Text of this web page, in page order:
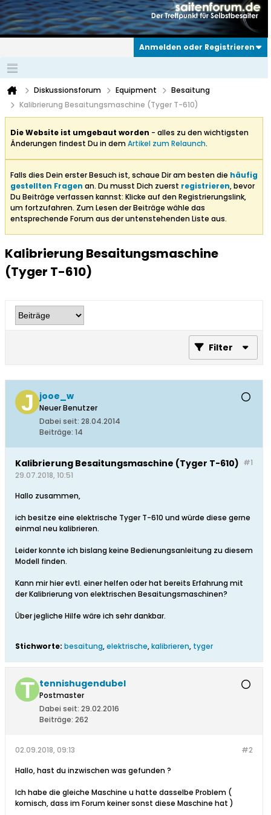
Anmelden oder Registrieren
Diskussionsforum Equipment
Besaitung
Kalibrierung Besaitungsmaschine (Tyger T-610)
Die Website ist umgebaut worden - alles zu den wichtigsten
Änderungen findest Du in demArtikel zum Relaunch.
Falls dies Dein erster Besuch ist, schaue Dir am besten die häufig
gestellten Fragen an. Du musst Dich zuerst registrieren, bevor
Du Beiträge verfassen kannst: Klicke auf den Registrierungslink,
um fortzufahren. Zum Lesen der Beiträge wähle das
entsprechende Forum aus der untenstehenden Liste aus.
Kalibrierung Besaitungsmaschine
(Tyger T-610)
Filter
jooe_w
Neuer Benutzer
Dabei seit: 28.04.2014
Beiträge: 14
#1
Kalibrierung Besaitungsmaschine (Tyger T-610)
29.07.2018, 10:51
Hallo zusammen,
ich besitze eine elektrische Tyger T-610 und würde diese gerne
einmal neu kalibrieren.
Leider konnte ich bislang keine Bedienungsanleitung zu diesem
Modell finden.
Kann mir hier evtl. einer helfen oder hat bereits Erfahrung mit
der Kalibrierung von elektrischen Besaitungsmaschinen?
Über jegliche Hilfe wäre ich sehr dankbar.
Stichworte: besaitung,elektrische,kalibrieren, tyger
tennishugendubel
Postmaster
Dabei seit: 29.02.2016
Beiträge: 262
#2
02.09.2018, 09:13
Hallo, hast du inzwischen was gefunden ?
Ich habe die gleiche Maschine u hatte dasselbe Problem (
komisch, dass im Forum keiner sonst diese Maschine hat )